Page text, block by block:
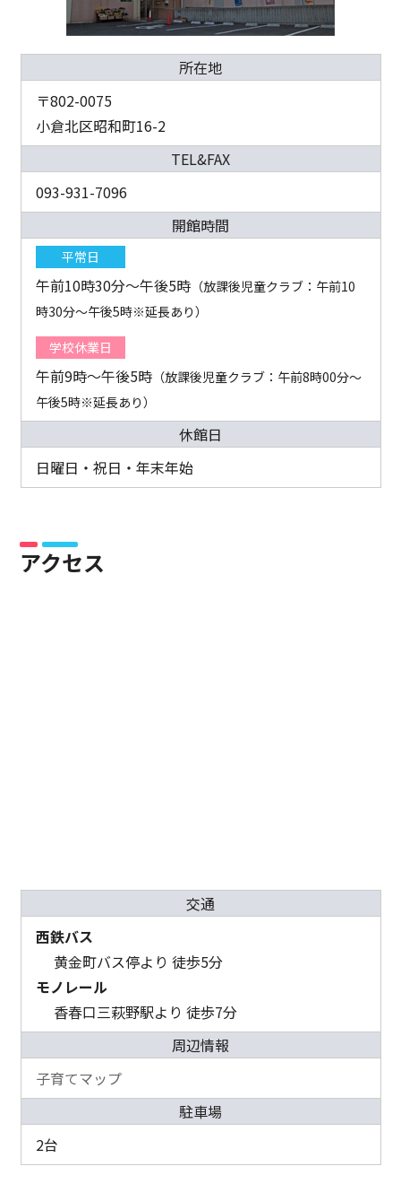
所在地
〒802-0075
小倉北区昭和町16-2
TEL&FAX
093-931-7096
開館時間
平常日
午前10時30分～午後5時（放課後児童クラブ：午前10
時30分～午後5時※延長あり）
学校休業日
午前9時～午後5時（放課後児童クラブ：午前8時00分～
午後5時※延長あり）
休館日
日曜日・祝日・年末年始
アクセス
交通
西鉄バス
黄金町バス停より 徒歩5分
モノレール
香春口三萩野駅より 徒歩7分
周辺情報
子育てマップ
駐車場
2台